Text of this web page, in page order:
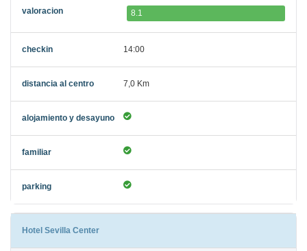
8.1
14:00
7,0 Km
Hotel Sevilla Center